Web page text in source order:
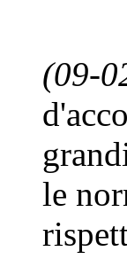
(09-
le